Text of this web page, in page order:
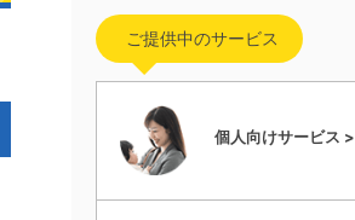
ご提供中のサービス
個人向けサービス >